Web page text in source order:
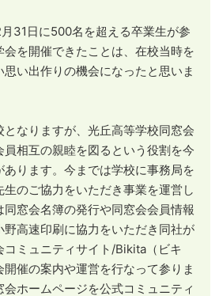
31日に500名を超える卒業生が参
を開催できたことは、在校当時を
い出作りの機会になったと思いま
なりますが、光丘高等学校同窓会
員相互の親睦を図るという役割を今
ります。今までは学校に事務局を
のご協力をいただき事業を運営し
窓会名簿の発行や同窓会会員情報
高速印刷に協力をいただき同社が
コミュニティサイト/Bikita（ビキ
催の案内や運営を行なって参りま
ホームページを公式コミュニティ